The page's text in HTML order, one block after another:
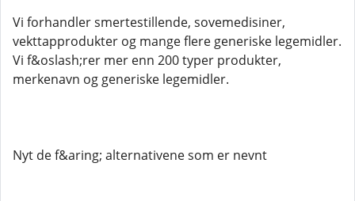
Vi forhandler smertestillende, sovemedisiner,
vekttapprodukter og mange flere generiske legemidler.
Vi f&oslash;rer mer enn 200 typer produkter,
merkenavn og generiske legemidler.
Nyt de f&aring; alternativene som er nevnt